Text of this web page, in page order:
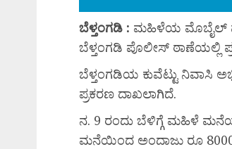
ಬೆಳ್ತಂಗಡಿ : ಮಹಿಳೆಯ ಮೊಬೈಲ್
ಬೆಳ್ತಂಗಡಿ ಪೊಲೀಸ್ ಠಾಣೆಯಲ್ಲಿ
ಬೆಳ್ತಂಗಡಿಯ ಕುವೆಟ್ಟು ನಿವಾಸಿ
ಪ್ರಕರಣ ದಾಖಲಾಗಿದೆ.
ನ. 9 ರಂದು ಬೆಳಿಗ್ಗೆ ಮಹಿಳೆ
ಮನೆಯಿಂದ ಅಂದಾಜು ರೂ